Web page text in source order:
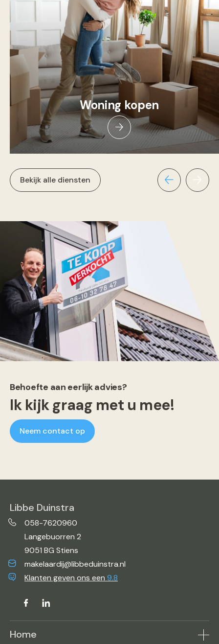
Woning kopen
Bekijk alle diensten
Behoefte aan eerlijk advies?
Ik kijk graag met u mee!
Neem contact op
Libbe Duinstra
058-7620960
Langebuorren 2
9051 BG Stiens
makelaardij@libbeduinstra.nl
Klanten geven ons een 9.8
Home